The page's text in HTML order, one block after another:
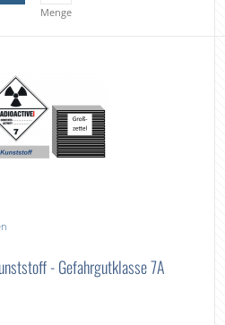
Menge
- Gefahrgutklasse 7A